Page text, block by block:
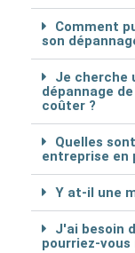
Comment
son
Je cherche
dépannage
coûter ?
Quelles
entreprise en
Y at-il une
J'ai besoin
pourriez-vous